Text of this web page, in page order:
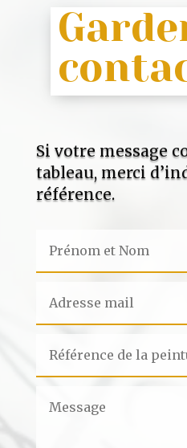
Si votre message
tableau, merci
référence.